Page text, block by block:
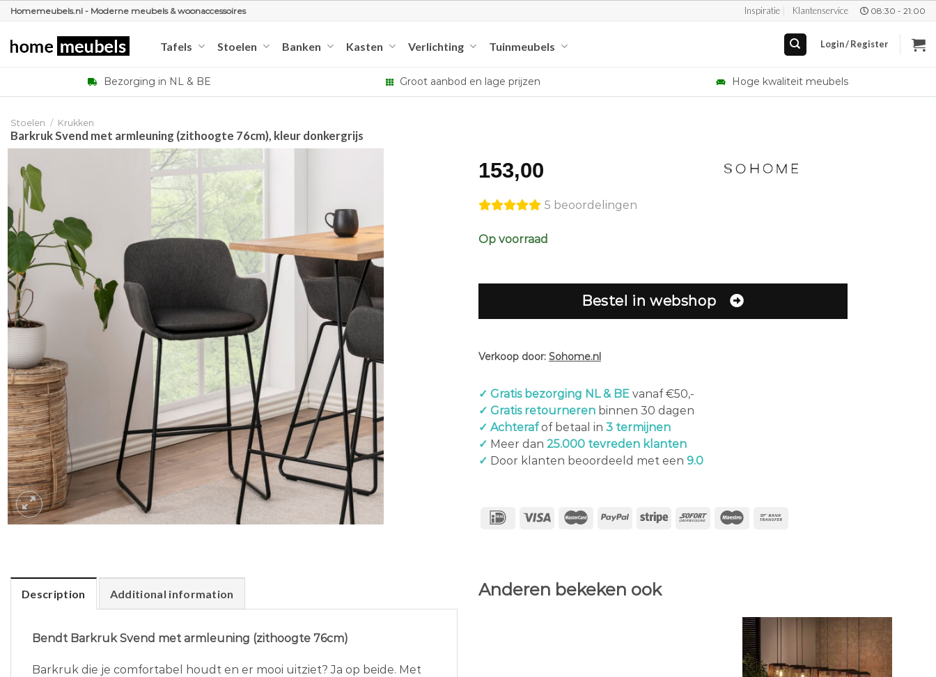
Ga
inhoud
Homemeubels.nl - Moderne meubels & woonaccessoires Inspiratie Klantenservice 08:30 - 21:00
Tafels Stoelen Banken Kasten Verlichting Tuinmeubels Login / Register
Bezorging in NL & BE Groot aanbod en lage prijzen Hoge kwaliteit meubels
Stoelen / Krukken
Barkruk Svend met armleuning (zithoogte 76cm), kleur donkergrijs
153,00
5 beoordelingen
Op voorraad
Bestel in webshop
Verkoop door: Sohome.nl
✓ Gratis bezorging NL & BE vanaf €50,-
✓ Gratis retourneren binnen 30 dagen
✓ Achterafof betaal in 3 termijnen
✓ Meer dan 25.000 tevreden klanten
✓ Door klanten beoordeeld met een 9.0
Description Additional information
Bendt Barkruk Svend met armleuning (zithoogte 76cm)
Barkruk die je comfortabel houdt en er mooi uitziet? Ja op beide. Met
Anderen bekeken ook